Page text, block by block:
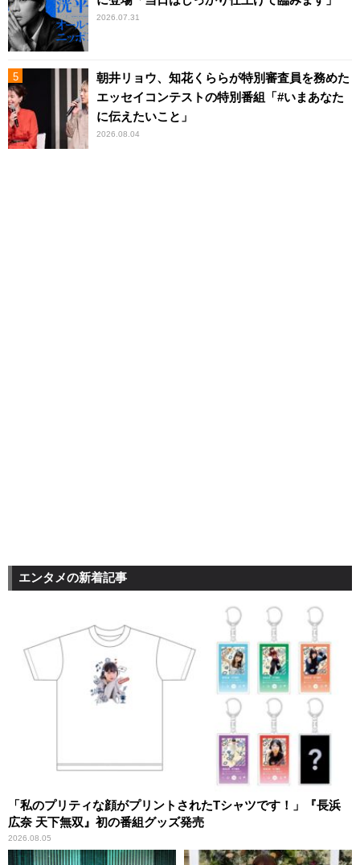
2026.07.31
朝井リョウ、知花くららが特別審査員を務めた
エッセイコンテストの特別番組「#いまあなた
に伝えたいこと」
2026.08.04
エンタメの新着記事
「私のプリティな顔がプリントされたTシャツです！」『長浜
広奈 天下無双』初の番組グッズ発売
2026.08.05